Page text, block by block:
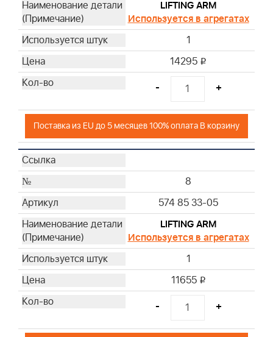
LIFTING ARM
Используется в агрегатах
1
14295 i
- +
Поставка из EU до 5 месяцев 100% оплата В корзину
8
574 85 33-05
LIFTING ARM
Используется в агрегатах
1
11655 i
- +